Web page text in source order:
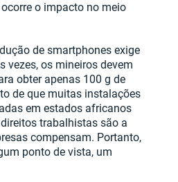
o impacto no meio
de smartphones exige
vezes, os mineiros devem
obter apenas 100 g de
de que muitas instalações
em estados africanos
trabalhistas são a
compensam. Portanto,
ponto de vista, um